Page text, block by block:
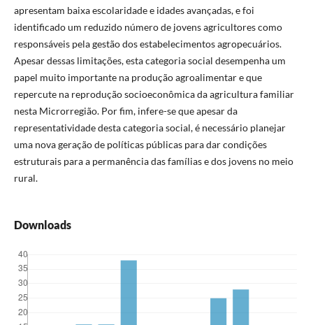
apresentam baixa escolaridade e idades avançadas, e foi
identificado um reduzido número de jovens agricultores como
responsáveis pela gestão dos estabelecimentos agropecuários.
Apesar dessas limitações, esta categoria social desempenha um
papel muito importante na produção agroalimentar e que
repercute na reprodução socioeconômica da agricultura familiar
nesta Microrregião. Por fim, infere-se que apesar da
representatividade desta categoria social, é necessário planejar
uma nova geração de políticas públicas para dar condições
estruturais para a permanência das famílias e dos jovens no meio
rural.
Downloads